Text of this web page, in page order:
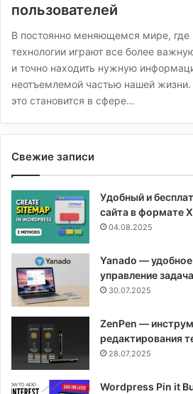
пользователей
В постоянно меняющемся мире,
технологии играют все более
и точно находить нужную
неотъемлемой частью нашей
это становится в сфере…
Свежие записи
Удобный и
сайта в формате
04.08.2025
Yanado —
управление
30.07.2025
ZenPen —
редактирования
28.07.2025
Wordpress Pin it